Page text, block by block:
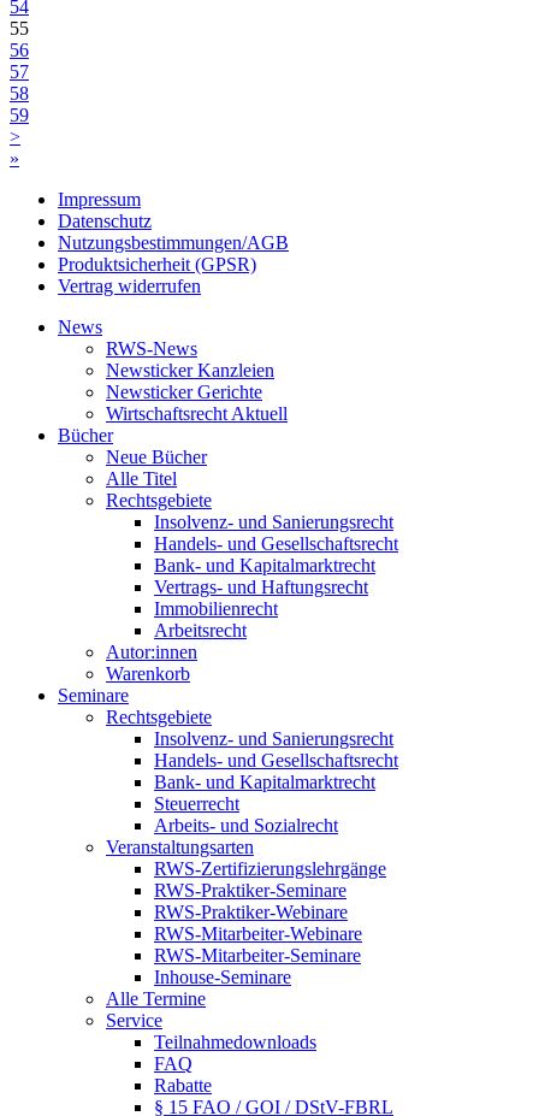
54
55
56
57
58
59
>
»
Impressum
Datenschutz
Nutzungsbestimmungen/AGB
Produktsicherheit (GPSR)
Vertrag widerrufen
News
RWS-News
Newsticker Kanzleien
Newsticker Gerichte
Wirtschaftsrecht Aktuell
Bücher
Neue Bücher
Alle Titel
Rechtsgebiete
Insolvenz- und Sanierungsrecht
Handels- und Gesellschaftsrecht
Bank- und Kapitalmarktrecht
Vertrags- und Haftungsrecht
Immobilienrecht
Arbeitsrecht
Autor:innen
Warenkorb
Seminare
Rechtsgebiete
Insolvenz- und Sanierungsrecht
Handels- und Gesellschaftsrecht
Bank- und Kapitalmarktrecht
Steuerrecht
Arbeits- und Sozialrecht
Veranstaltungsarten
RWS-Zertifizierungslehrgänge
RWS-Praktiker-Seminare
RWS-Praktiker-Webinare
RWS-Mitarbeiter-Webinare
RWS-Mitarbeiter-Seminare
Inhouse-Seminare
Alle Termine
Service
Teilnahmedownloads
FAQ
Rabatte
§ 15 FAO / GOI / DStV-FBRL